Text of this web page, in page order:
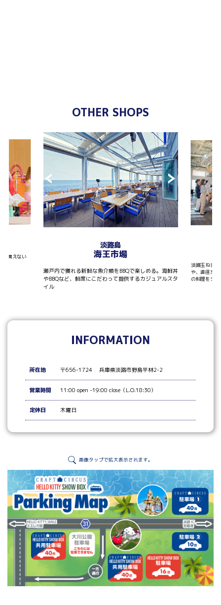
OTHER SHOPS
か買えない
淡路島
海王市場
瀬戸内で獲れる新鮮な魚介類をBBQで楽しめる。海鮮丼
やBBQなど、鮮度にこだわって提供するカジュアルスタ
イル
淡路玉ねぎ
や、直径30
の料理をシ
INFORMATION
所在地 〒656-1724 兵庫県淡路市野島平林2-2
営業時間 11:00 open -19:00 close（L.O.18:30）
定休日 木曜日
画像タップで拡大表示されます。